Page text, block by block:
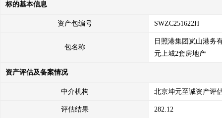
标的基本信息
资产包编号 SWZC251622H
包名称
日照港集团岚山港务
元上城2套房地产
资产评估及备案情况
中介机构 北京坤元至诚资产评
评估结果 282.12